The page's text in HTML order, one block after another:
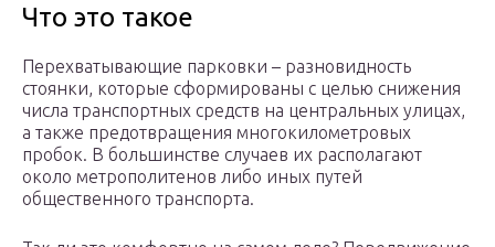
Что это такое
Перехватывающие парковки – разновидность
стоянки, которые сформированы с целью снижения
числа транспортных средств на центральных улицах,
а также предотвращения многокилометровых
пробок. В большинстве случаев их располагают
около метрополитенов либо иных путей
общественного транспорта.